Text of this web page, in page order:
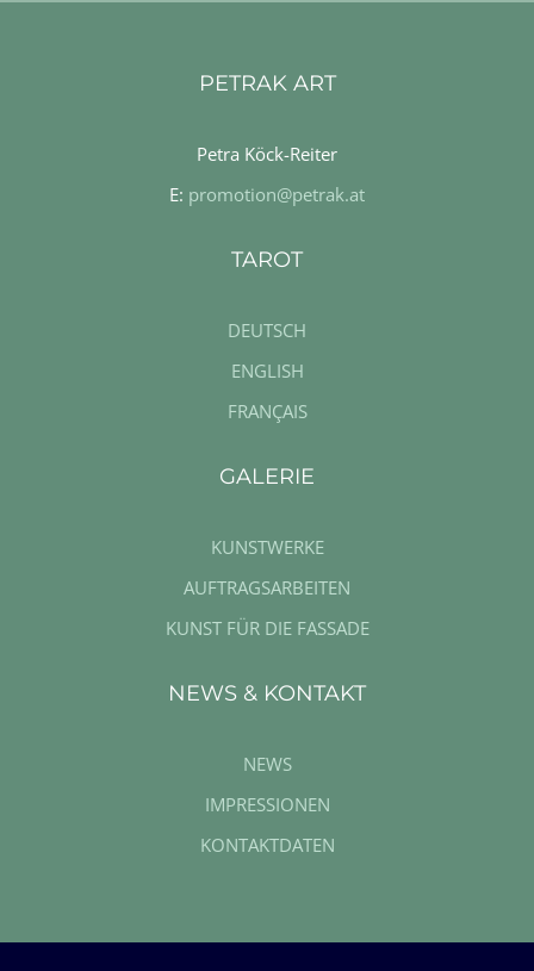
PETRAK ART
Petra Köck-Reiter
E: promotion@petrak.at
TAROT
DEUTSCH
ENGLISH
FRANÇAIS
GALERIE
KUNSTWERKE
AUFTRAGSARBEITEN
KUNST FÜR DIE FASSADE
NEWS & KONTAKT
NEWS
IMPRESSIONEN
KONTAKTDATEN